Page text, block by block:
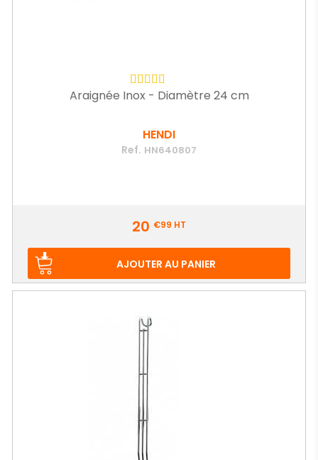
Araignée Inox - Diamètre 24 cm
HENDI
Ref. HN640807
20 €99 HT
AJOUTER AU PANIER